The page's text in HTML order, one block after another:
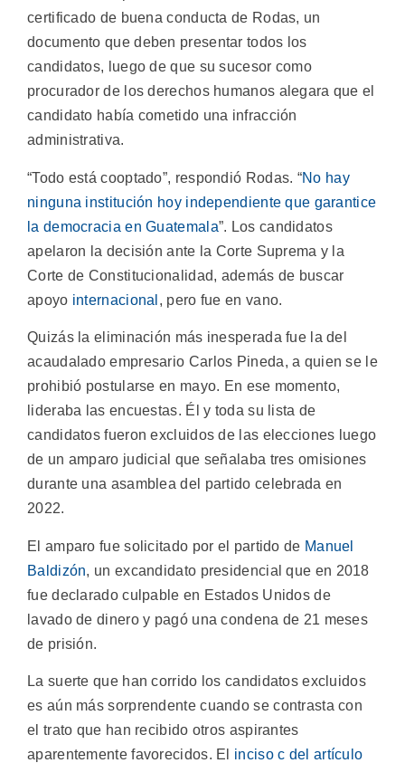
certificado de buena conducta de Rodas, un
documento que deben presentar todos los
candidatos, luego de que su sucesor como
procurador de los derechos humanos alegara que el
candidato había cometido una infracción
administrativa.
“Todo está cooptado”, respondió Rodas. “No hay
ninguna institución hoy independiente que garantice
la democracia en Guatemala”. Los candidatos
apelaron la decisión ante la Corte Suprema y la
Corte de Constitucionalidad, además de buscar
apoyo internacional , pero fue en vano.
Quizás la eliminación más inesperada fue la del
acaudalado empresario Carlos Pineda, a quien se le
prohibió postularse en mayo. En ese momento,
lideraba las encuestas. Él y toda su lista de
candidatos fueron excluidos de las elecciones luego
de un amparo judicial que señalaba tres omisiones
durante una asamblea del partido celebrada en
2022.
El amparo fue solicitado por el partido de Manuel
Baldizón, un excandidato presidencial que en 2018
fue declarado culpable en Estados Unidos de
lavado de dinero y pagó una condena de 21 meses
de prisión.
La suerte que han corrido los candidatos excluidos
es aún más sorprendente cuando se contrasta con
el trato que han recibido otros aspirantes
aparentemente favorecidos. El inciso c del artículo